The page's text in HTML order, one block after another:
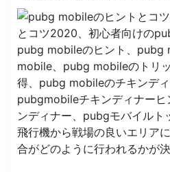
飛行機から戦場の良いエリア
合がどのように行われるかが決